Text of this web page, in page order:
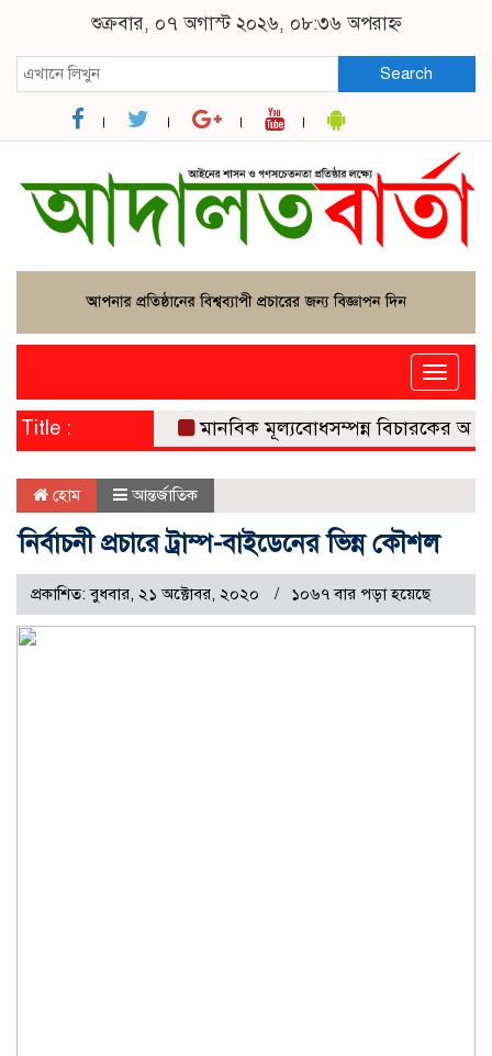
শুক্রবার, ০৭ অগাস্ট ২০২৬, ০৮:৩৬ অপরাহ্ন
Search
Toggle
Title : মানবিক মূল্যবোধসম্পন্ন বিচারকের
হোম আন্তর্জাতিক
নির্বাচনী প্রচারে ট্রাম্প-বাইডেনের ভিন্ন কৌশল
প্রকাশিত: বুধবার, ২১ অক্টোবর, ২০২০ ১০৬৭ বার পড়া হয়েছে